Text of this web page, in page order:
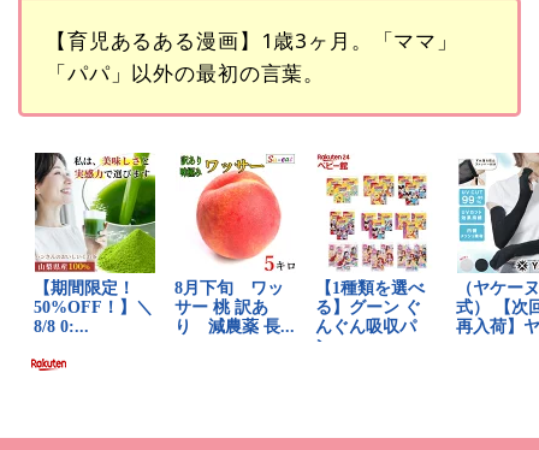
【育児あるある漫画】1歳3ヶ月。「ママ」
「パパ」以外の最初の言葉。